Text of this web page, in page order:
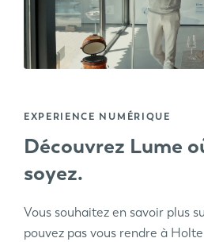
EXPERIENCE NUMÉRIQUE
Découvrez Lume
soyez.
Vous souhaitez en savoir plus
pouvez pas vous rendre à